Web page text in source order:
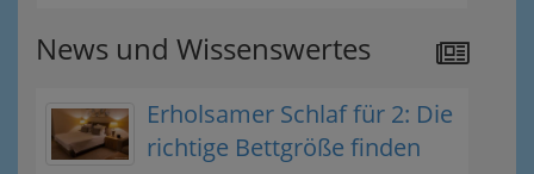
News und Wissenswertes
Erholsamer Schlaf für 2: Die
richtige Bettgröße finden